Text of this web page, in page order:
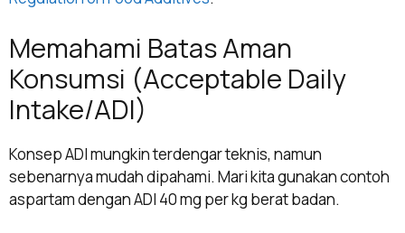
Memahami Batas Aman
Konsumsi (Acceptable Daily
Intake/ADI)
Konsep ADI mungkin terdengar teknis, namun
sebenarnya mudah dipahami. Mari kita gunakan contoh
aspartam dengan ADI 40 mg per kg berat badan.